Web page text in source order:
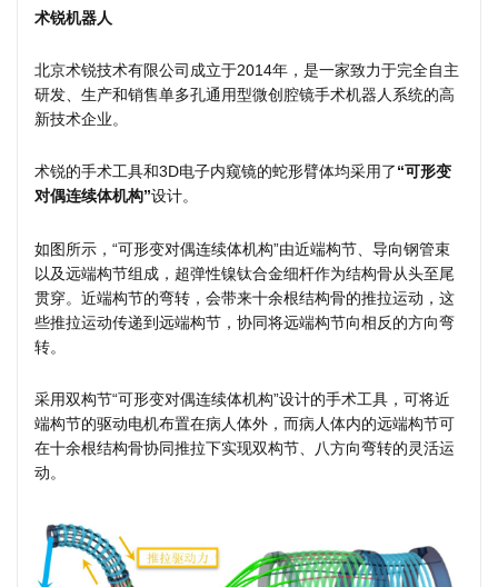
术锐机器人
北京术锐技术有限公司成立于2014年，是一家致力于完全自主
研发、生产和销售单多孔通用型微创腔镜手术机器人系统的高
新技术企业。
术锐的手术工具和3D电子内窥镜的蛇形臂体均采用了“可形变
对偶连续体机构”设计。
如图所示，“可形变对偶连续体机构”由近端构节、导向钢管束
以及远端构节组成，超弹性镍钛合金细杆作为结构骨从头至尾
贯穿。近端构节的弯转，会带来十余根结构骨的推拉运动，这
些推拉运动传递到远端构节，协同将远端构节向相反的方向弯
转。
采用双构节“可形变对偶连续体机构”设计的手术工具，可将近
端构节的驱动电机布置在病人体外，而病人体内的远端构节可
在十余根结构骨协同推拉下实现双构节、八方向弯转的灵活运
动。